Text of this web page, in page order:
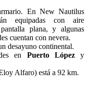
En New Nautilus
equipadas con aire
plana, y algunas
cuentan con nevera.
desayuno continental.
en Puerto Lópezy
Alfaro) está a 92 km.